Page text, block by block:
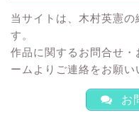
当サイトは、木村英憲
す。
作品に関するお問合せ
ームよりご連絡をお願い
お